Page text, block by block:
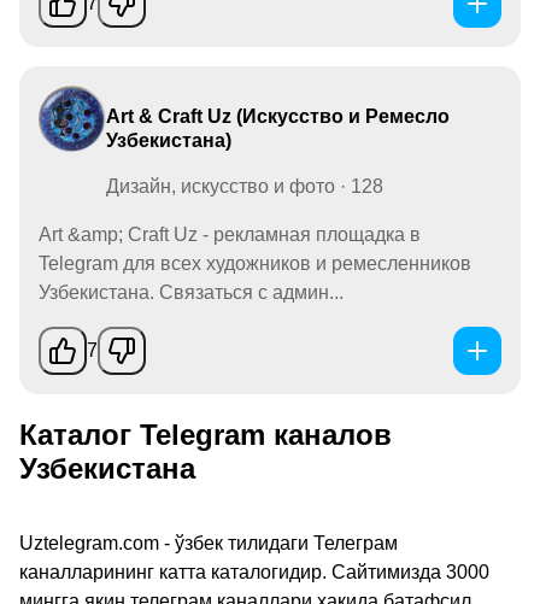
Art & Craft Uz (Искусство и Ремесло
Узбекистана)
Дизайн, искусство и фото · 128
Art &amp; Craft Uz - рекламная площадка в
Telegram для всех художников и ремесленников
Узбекистана. Связаться с админ...
7
Каталог Telegram каналов
Узбекистана
Uztelegram.com - ўзбек тилидаги Телеграм
каналларининг катта каталогидир. Сайтимизда 3000